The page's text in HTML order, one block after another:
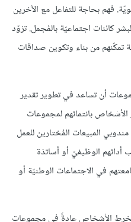
فهم بحاجة للتفاعل مع الآخرين
كائنات اجتماعيّة بالمُجمل. تزوّد
تمكّنهم من بناء وتكوين صداقات
أن تساعد في تطوير تقدير
الأشخاص بانتمائهم لمجموعات
المبيعات المُختارين للعمل
أدائهم الوظيفيّ أو أساتذة
في الاجتماعات الوطنيّة أو